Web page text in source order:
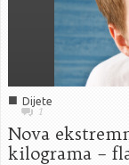
■ Dijete
1
Nova
kilograma –